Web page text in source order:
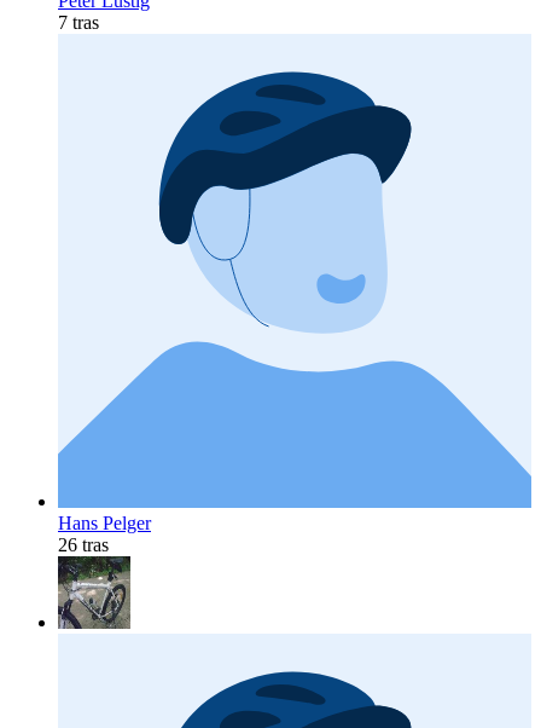
7 tras
Hans Pelger
26 tras